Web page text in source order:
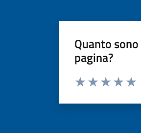
Quanto
pagina?
Valuta da 1 a 5 stelle la